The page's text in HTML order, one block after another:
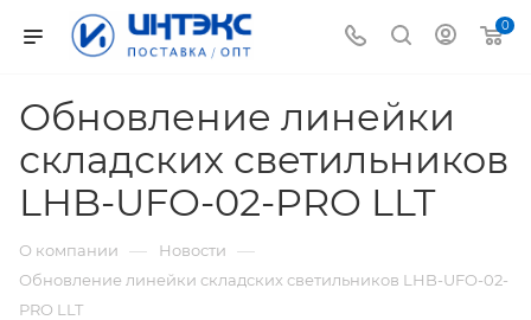
0
Обновление линейки
складских светильников
LHB-UFO-02-PRO LLT
О компании — Новости —
Обновление линейки складских светильников LHB-UFO-02-
PRO LLT